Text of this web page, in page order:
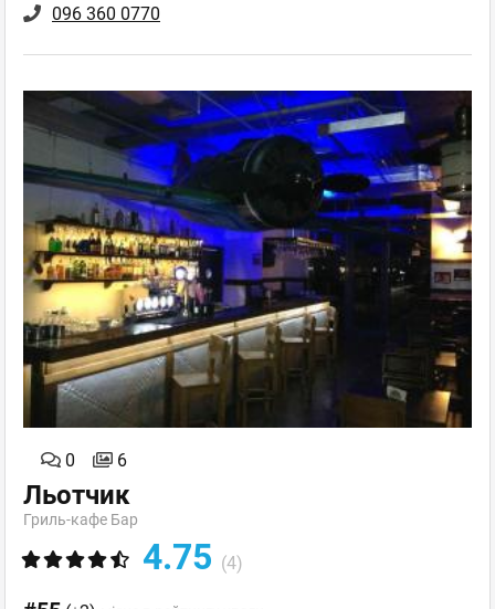
096 360 0770
0 6
Льотчик
Гриль-кафе Бар
4.75 (4)